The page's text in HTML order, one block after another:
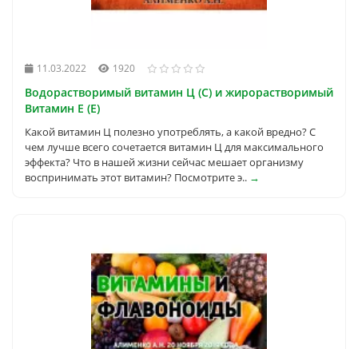
11.03.2022 1920
Водорастворимый витамин Ц (С) и жирорастворимый
Витамин Е (E)
Какой витамин Ц полезно употреблять, а какой вредно? С
чем лучше всего сочетается витамин Ц для максимального
эффекта? Что в нашей жизни сейчас мешает организму
воспринимать этот витамин? Посмотрите э.. →